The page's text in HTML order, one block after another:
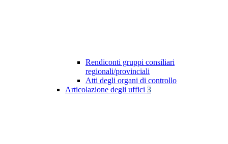
Rendiconti gruppi consiliari
regionali/provinciali
Atti degli organi di controllo
Articolazione degli uffici 3